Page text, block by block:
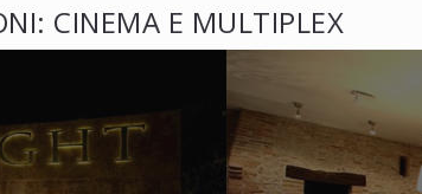
CINEMA E MULTIPLEX